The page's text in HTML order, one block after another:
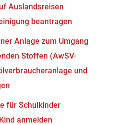
Auslandsreisen
beantragen
Anlage zum Umgang
Stoffen (AwSV-
und
für Schulkinder
anmelden